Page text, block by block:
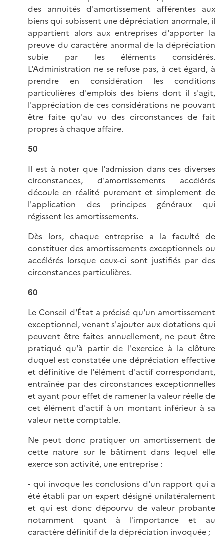
des annuités d'amortissement afférentes aux
biens qui subissent une dépréciation anormale, il
appartient alors aux entreprises d'apporter la
preuve du caractère anormal de la dépréciation
subie par les éléments considérés.
L'Administration ne se refuse pas, à cet égard, à
prendre en considération les conditions
particulières d'emplois des biens dont il s'agit,
l'appréciation de ces considérations ne pouvant
être faite qu'au vu des circonstances de fait
propres à chaque affaire.
50
Il est à noter que l'admission dans ces diverses
circonstances, d'amortissements accélérés
découle en réalité purement et simplement de
l'application des principes généraux qui
régissent les amortissements.
Dès lors, chaque entreprise a la faculté de
constituer des amortissements exceptionnels ou
accélérés lorsque ceux-ci sont justifiés par des
circonstances particulières.
60
Le Conseil d'État a précisé qu'un amortissement
exceptionnel, venant s'ajouter aux dotations qui
peuvent être faites annuellement, ne peut être
pratiqué qu'à partir de l'exercice à la clôture
duquel est constatée une dépréciation effective
et définitive de l'élément d'actif correspondant,
entraînée par des circonstances exceptionnelles
et ayant pour effet de ramener la valeur réelle de
cet élément d'actif à un montant inférieur à sa
valeur nette comptable.
Ne peut donc pratiquer un amortissement de
cette nature sur le bâtiment dans lequel elle
exerce son activité, une entreprise :
- qui invoque les conclusions d'un rapport qui a
été établi par un expert désigné unilatéralement
et qui est donc dépourvu de valeur probante
notamment quant à l'importance et au
caractère définitif de la dépréciation invoquée ;